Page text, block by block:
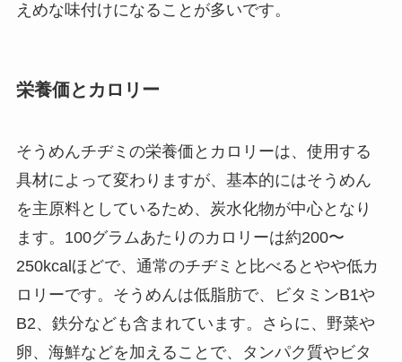
えめな味付けになることが多いです。
栄養価とカロリー
そうめんチヂミの栄養価とカロリーは、使用する
具材によって変わりますが、基本的にはそうめん
を主原料としているため、炭水化物が中心となり
ます。100グラムあたりのカロリーは約200〜
250kcalほどで、通常のチヂミと比べるとやや低カ
ロリーです。そうめんは低脂肪で、ビタミンB1や
B2、鉄分なども含まれています。さらに、野菜や
卵、海鮮などを加えることで、タンパク質やビタ